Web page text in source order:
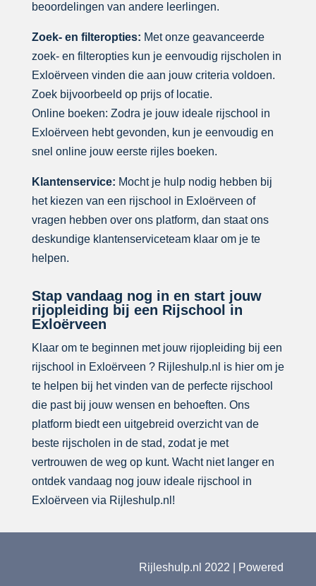
beoordelingen van andere leerlingen.
Zoek- en filteropties: Met onze geavanceerde
zoek- en filteropties kun je eenvoudig rijscholen in
Exloërveen vinden die aan jouw criteria voldoen.
Zoek bijvoorbeeld op prijs of locatie.
Online boeken: Zodra je jouw ideale rijschool in
Exloërveen hebt gevonden, kun je eenvoudig en
snel online jouw eerste rijles boeken.
Klantenservice: Mocht je hulp nodig hebben bij
het kiezen van een rijschool in Exloërveen of
vragen hebben over ons platform, dan staat ons
deskundige klantenserviceteam klaar om je te
helpen.
Stap vandaag nog in en start jouw
rijopleiding bij een Rijschool in
Exloërveen
Klaar om te beginnen met jouw rijopleiding bij een
rijschool in Exloërveen ? Rijleshulp.nl is hier om je
te helpen bij het vinden van de perfecte rijschool
die past bij jouw wensen en behoeften. Ons
platform biedt een uitgebreid overzicht van de
beste rijscholen in de stad, zodat je met
vertrouwen de weg op kunt. Wacht niet langer en
ontdek vandaag nog jouw ideale rijschool in
Exloërveen via Rijleshulp.nl!
Rijleshulp.nl 2022 | Powered